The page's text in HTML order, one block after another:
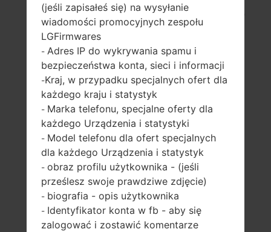
4.7 in (~69.1%
stosunek ekranu
do ciała)
720x1280 pikseli
(~312 gęstość pikseli
na cal)
124.4 gramów
(4.37 uncji)
wymienny Li-Po
1900 mAh
1.2 GHz Cortex-A53
Qualcomm
Snapdragon 410
1GB
(jeśli zapisałeś się) na wysyłanie
wiadomości promocyjnych zespołu
LGFirmwares
- Adres IP do wykrywania spamu i
bezpieczeństwa konta, sieci i informacji
-Kraj, w przypadku specjalnych ofert dla
każdego kraju i statystyk
- Marka telefonu, specjalne oferty dla
każdego Urządzenia i statystyki
- Model telefonu dla ofert specjalnych
dla każdego Urządzenia i statystyk
- obraz profilu użytkownika - (jeśli
prześlesz swoje prawdziwe zdjęcie)
- biografia - opis użytkownika
- Identyfikator konta w fb - aby się
zalogować i zostawić komentarze